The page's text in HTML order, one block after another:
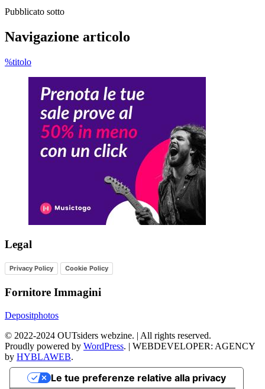
Pubblicato sotto
Navigazione articolo
%titolo
Legal
Privacy Policy Cookie Policy
Fornitore Immagini
Depositphotos
© 2022-2024 OUTsiders webzine. | All rights reserved.
Proudly powered by WordPress. | WEBDEVELOPER: AGENCY
by HYBLAWEB.
Le tue preferenze relative alla privacy